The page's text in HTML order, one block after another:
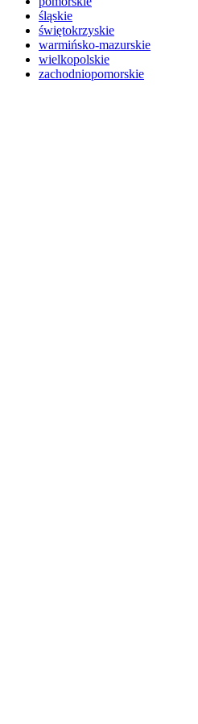
śląskie
świętokrzyskie
warmińsko-mazurskie
wielkopolskie
zachodniopomorskie